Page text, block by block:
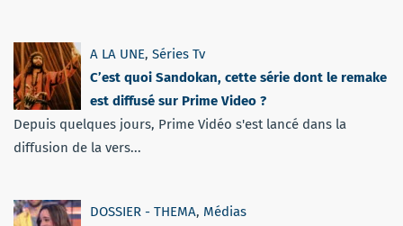
A LA UNE, Séries Tv
C’est quoi Sandokan, cette série dont le remake
est diffusé sur Prime Video ?
Depuis quelques jours, Prime Vidéo s'est lancé dans la
diffusion de la vers...
DOSSIER - THEMA, Médias